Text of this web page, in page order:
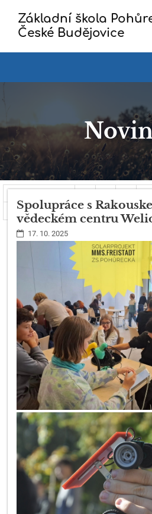
Základní škola
České Budějovice
Novinky
Spolupráce s
vědeckém centru
17. 10. 2025
10
Další